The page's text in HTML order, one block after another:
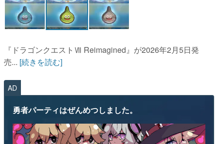
『ドラゴンクエストⅦ Reimagined』が2026年2月5日発
売... [続きを読む]
AD
勇者パーティはぜんめつしました。